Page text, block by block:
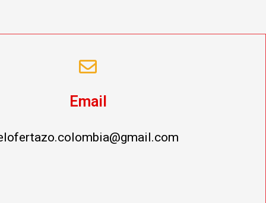
Email